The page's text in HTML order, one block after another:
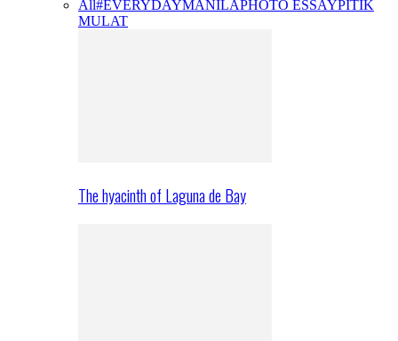
All#EVERYDAYMANILAPHOTO ESSAYPITIK
MULAT
The hyacinth of Laguna de Bay